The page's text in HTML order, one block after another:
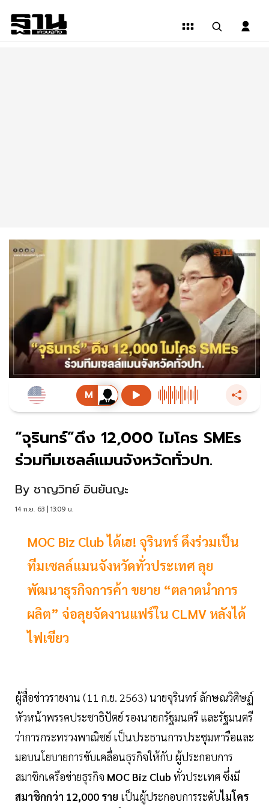
“จุรินทร์”ดึง 12,000 ไมโคร SMEs
ร่วมทีมเซลล์แมนจังหวัดทั่วปท.
By ชาญวิทย์ อินยันญะ
14 ก.ย. 63 | 13:09 น.
MOC Biz Club ได้เฮ! จุรินทร์ ดึงร่วมเป็น
ทีมเซลล์แมนจังหวัดทั่วประเทศ ลุย
พัฒนาธุรกิจการค้า ขยาย “ตลาดนำการ
ผลิต” จ่อลุยจัดงานแฟร์ใน CLMV หลังได้
ไฟเขียว
ผู้สื่อข่าวรายงาน (11 ก.ย. 2563) นายจุรินทร์ ลักษณวิศิษฏ์
หัวหน้าพรรคประชาธิปัตย์ รองนายกรัฐมนตรี และรัฐมนตรี
ว่าการกระทรวงพาณิชย์ เป็นประธานการประชุมหารือและ
มอบนโยบายการขับเคลื่อนธุรกิจให้กับ ผู้ประกอบการ
สมาชิกเครือข่ายธุรกิจ MOC Biz Club ทั่วประเทศ ซึ่งมี
สมาชิกกว่า 12,000 ราย เป็นผู้ประกอบการระดับไมโคร